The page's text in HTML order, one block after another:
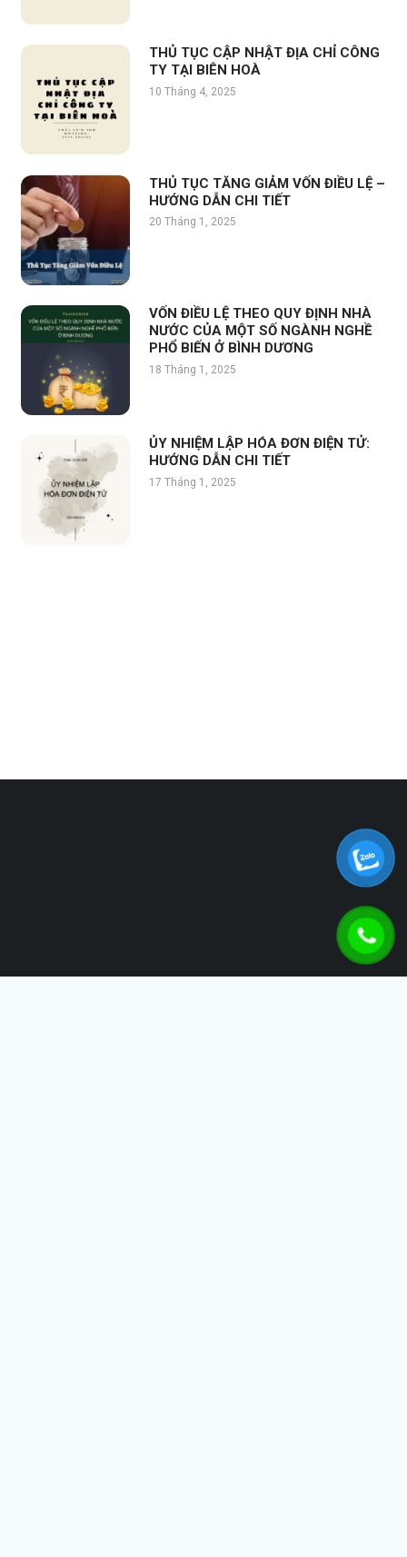
THỦ TỤC CẬP NHẬT ĐỊA CHỈ CÔNG
TY TẠI BIÊN HOÀ
10 Tháng 4, 2025
THỦ TỤC TĂNG GIẢM VỐN ĐIỀU LỆ –
HƯỚNG DẪN CHI TIẾT
20 Tháng 1, 2025
VỐN ĐIỀU LỆ THEO QUY ĐỊNH NHÀ
NƯỚC CỦA MỘT SỐ NGÀNH NGHỀ
PHỔ BIẾN Ở BÌNH DƯƠNG
18 Tháng 1, 2025
ỦY NHIỆM LẬP HÓA ĐƠN ĐIỆN TỬ:
HƯỚNG DẪN CHI TIẾT
17 Tháng 1, 2025